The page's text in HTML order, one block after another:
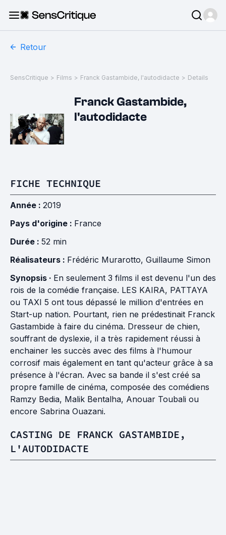
Retour
SensCritique > Films > Franck Gastambide, l'autodidacte > Details
Franck Gastambide,
l'autodidacte
FICHE TECHNIQUE
Année : 2019
Pays d'origine : France
Durée : 52 min
Réalisateurs : Frédéric Murarotto, Guillaume Simon
Synopsis · En seulement 3 films il est devenu l'un des
rois de la comédie française. LES KAIRA, PATTAYA
ou TAXI 5 ont tous dépassé le million d'entrées en
Start-up nation. Pourtant, rien ne prédestinait Franck
Gastambide à faire du cinéma. Dresseur de chien,
souffrant de dyslexie, il a très rapidement réussi à
enchainer les succès avec des films à l'humour
corrosif mais également en tant qu'acteur grâce à sa
présence à l'écran. Avec sa bande il s'est créé sa
propre famille de cinéma, composée des comédiens
Ramzy Bedia, Malik Bentalha, Anouar Toubali ou
encore Sabrina Ouazani.
CASTING DE FRANCK GASTAMBIDE,
L'AUTODIDACTE